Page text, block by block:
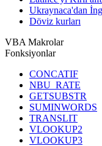
Ukraynaca'dan
Döviz kurları
VBA Makrolar
Fonksiyonlar
CONCATIF
NBU_RATE
GETSUBSTR
SUMINWORDS
TRANSLIT
VLOOKUP2
VLOOKUP3